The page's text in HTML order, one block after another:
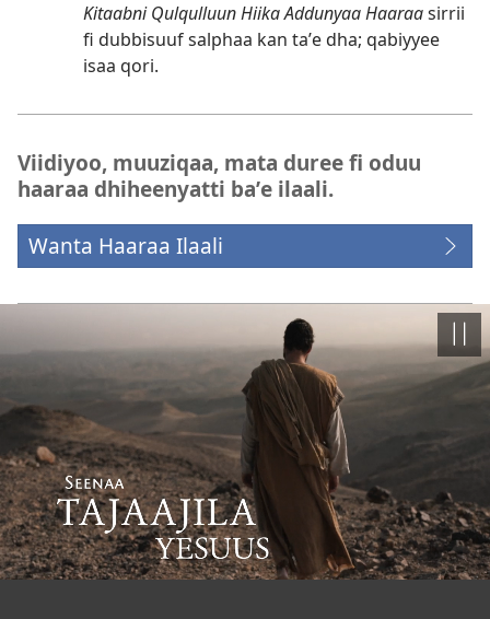
Kitaabni Qulqulluun Hiika Addunyaa Haaraasirrii
fi dubbisuuf salphaa kan taʼe dha; qabiyyee
isaa qori.
Viidiyoo, muuziqaa, mata duree fi oduu
haaraa dhiheenyatti baʼe ilaali.
Wanta Haaraa Ilaali